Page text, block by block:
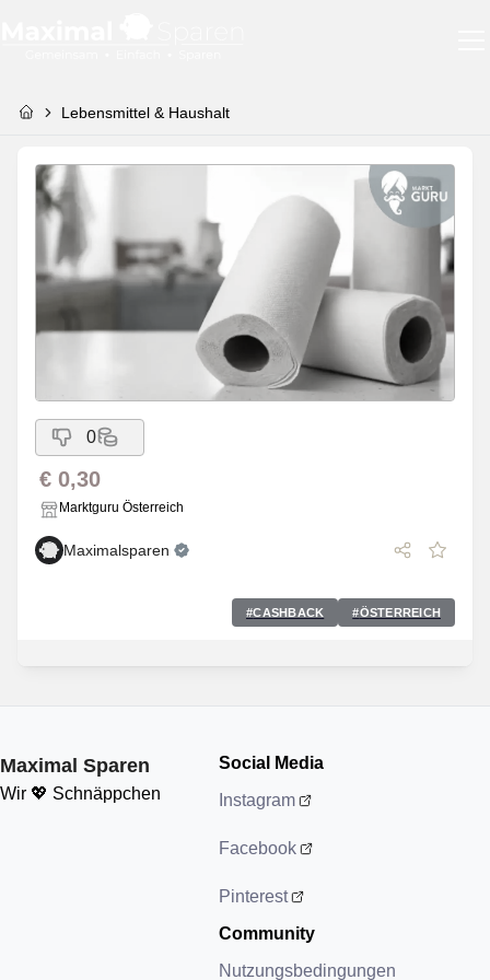
Lebensmittel & Haushalt
0
€ 0,30
Marktguru Österreich
Maximalsparen
#CASHBACK #ÖSTERREICH
Maximal Sparen
Wir 💖 Schnäppchen
Social Media
Instagram
Facebook
Pinterest
Community
Nutzungsbedingungen